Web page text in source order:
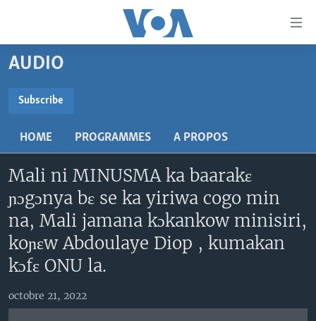
Menu
principal
navigation
principale
Retour
la
recherche
MALI KURA
RADIO
AN BA FO!
FARAFINA FOLI
SUIVEZ-NOUS
Langues
AUDIO
Subscribe
S'abonner
HOME PROGRAMMES A PROPOS
Mali ni MINUSMA ka baarakɛ
ɲɔgɔnya bɛ se ka yiriwa cogo min
na, Mali jamana kɔkankow minisiri,
koɲɛw Abdoulaye Diop , kumakan
kɔfɛ ONU la.
octobre 21, 2022